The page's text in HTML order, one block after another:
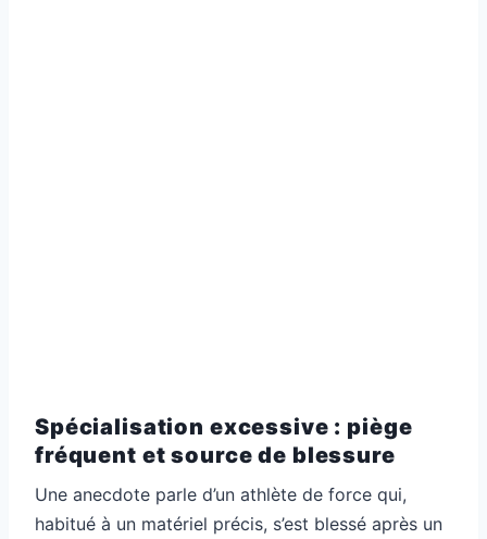
Spécialisation excessive : piège
fréquent et source de blessure
Une anecdote parle d’un athlète de force qui,
habitué à un matériel précis, s’est blessé après un